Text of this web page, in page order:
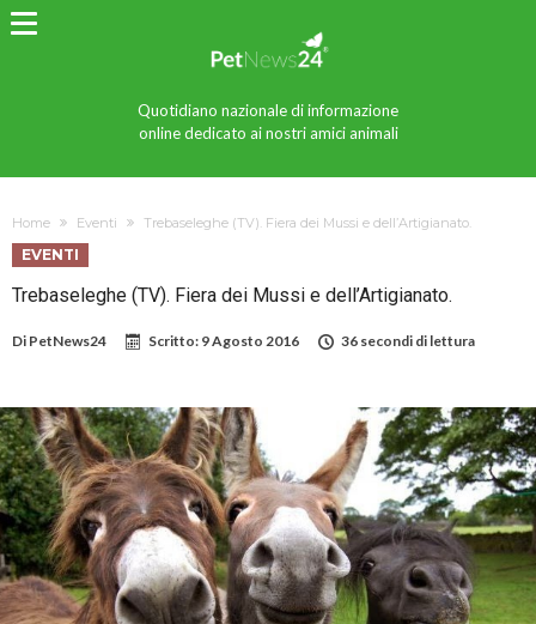
Quotidiano nazionale di informazione
online dedicato ai nostri amici animali
Home Eventi Trebaseleghe (TV). Fiera dei Mussi e dell’Artigianato.
EVENTI
Trebaseleghe (TV). Fiera dei Mussi e dell’Artigianato.
Di PetNews24 Scritto: 9 Agosto 2016 36 secondi di lettura